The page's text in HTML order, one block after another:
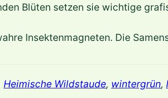
g
Blüten setzen sie wichtige
Insektenmagneten. Die
Heimische Wildstaude, wintergrün,